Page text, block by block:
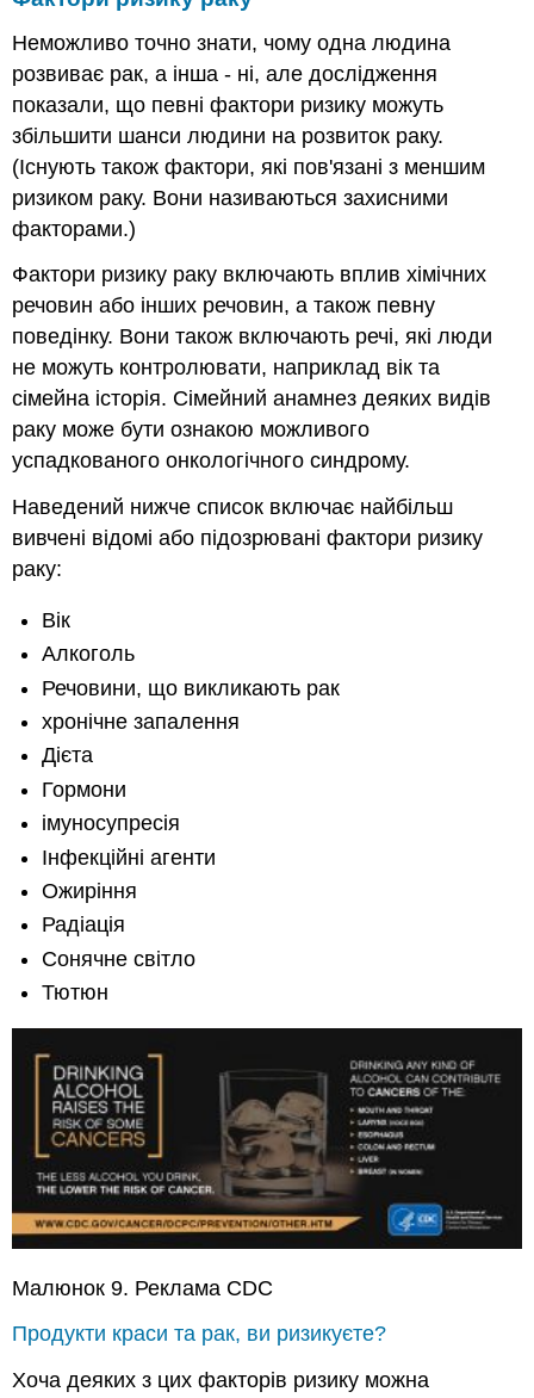
Неможливо точно знати, чому одна людина
розвиває рак, а інша - ні, але дослідження
показали, що певні фактори ризику можуть
збільшити шанси людини на розвиток раку.
(Існують також фактори, які пов'язані з меншим
ризиком раку. Вони називаються захисними
факторами.)
Фактори ризику раку включають вплив хімічних
речовин або інших речовин, а також певну
поведінку. Вони також включають речі, які люди
не можуть контролювати, наприклад вік та
сімейна історія. Сімейний анамнез деяких видів
раку може бути ознакою можливого
успадкованого онкологічного синдрому.
Наведений нижче список включає найбільш
вивчені відомі або підозрювані фактори ризику
раку:
Вік
Алкоголь
Речовини, що викликають рак
хронічне запалення
Дієта
Гормони
імуносупресія
Інфекційні агенти
Ожиріння
Радіація
Сонячне світло
Тютюн
Малюнок 9. Реклама CDC
Продукти краси та рак, ви ризикуєте?
Хоча деяких з цих факторів ризику можна